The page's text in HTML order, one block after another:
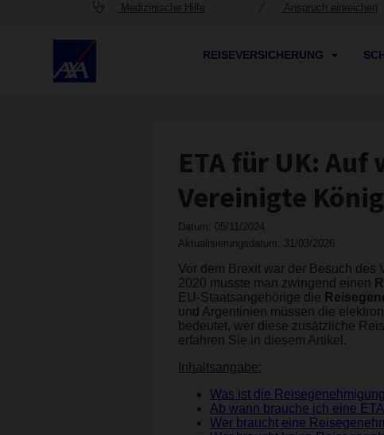
Medizinische Hilfe Anspruch einreichen
REISEVERSICHERUNG
ETA für UK: Auf
Vereinigte
Datum: 05/11/2024
Aktualisierungsdatum: 31/03/2026
Vor dem Brexit war der Besuch
2020 musste man zwingend einen
EU-Staatsangehörige die
und Argentinien müssen die
bedeutet, wer diese zusätzliche
erfahren Sie in diesem Artikel.
Inhaltsangabe:
Was ist die
Ab wann brauche ich eine
Wer braucht eine